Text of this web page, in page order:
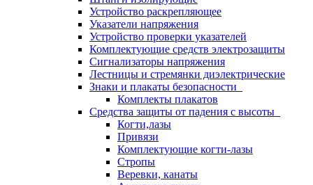
Устройство раскрепляющее
Указатели напряжения
Устройство проверки указателей
Комплектующие средств электрозащиты
Сигнализаторы напряжения
Лестницы и стремянки диэлектрические
Знаки и плакаты безопасности
Комплекты плакатов
Средства защиты от падения с высоты
Когти,лазы
Привязи
Комплектующие когти-лазы
Стропы
Веревки, канаты